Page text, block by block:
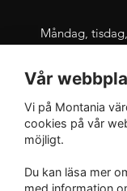
Måndag,
Onsdag, fredag
09.00 – 12.00
INTEGRITET
Vår
Vi på Montania
cookies på vår
möjligt.
Du kan läsa mer
med information